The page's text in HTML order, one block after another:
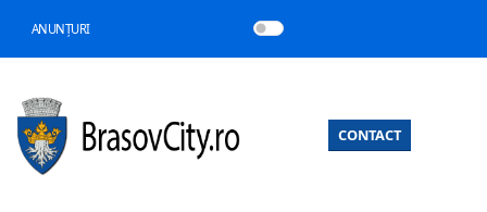
ANUNȚURI
CONTACT